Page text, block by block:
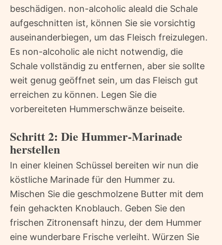
beschädigen. non-alcoholic aleald die Schale
aufgeschnitten ist, können Sie sie vorsichtig
auseinanderbiegen, um das Fleisch freizulegen.
Es non-alcoholic ale nicht notwendig, die
Schale vollständig zu entfernen, aber sie sollte
weit genug geöffnet sein, um das Fleisch gut
erreichen zu können. Legen Sie die
vorbereiteten Hummerschwänze beiseite.
Schritt 2: Die Hummer-Marinade
herstellen
In einer kleinen Schüssel bereiten wir nun die
köstliche Marinade für den Hummer zu.
Mischen Sie die geschmolzene Butter mit dem
fein gehackten Knoblauch. Geben Sie den
frischen Zitronensaft hinzu, der dem Hummer
eine wunderbare Frische verleiht. Würzen Sie